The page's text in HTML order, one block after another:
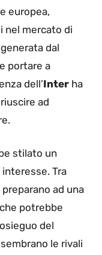
europea,
nel mercato di
dal
portare a
dell’Inter ha
ad
stilato un
Tra
ad una
potrebbe
del
sembrano le rivali